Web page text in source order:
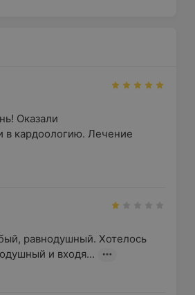
Оказали
кардоологию. Лечение
равнодушный. Хотелось
и входя...